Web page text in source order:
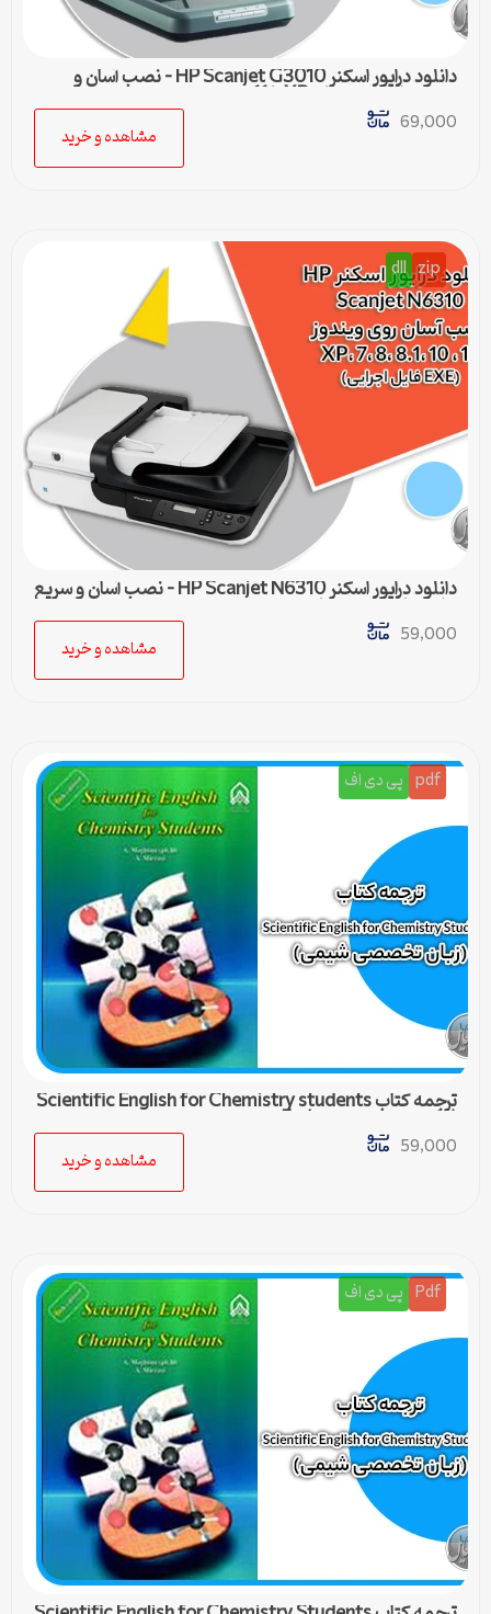
دانلود درایور اسکنر HP Scanjet G3010 – نصب آسان و
سریع برای ویندوزهای XP تا 11
69,000
مشاهده و خرید
zip
dll
دانلود درایور اسکنر HP Scanjet N6310 – نصب آسان و سریع
برای تمامی ویندوزها
59,000
مشاهده و خرید
pdf پی دی اف
ترجمه کتاب Scientific English for Chemistry students
(زبان تخصصی شیمی) – 5
59,000
مشاهده و خرید
Pdf پی دی اف